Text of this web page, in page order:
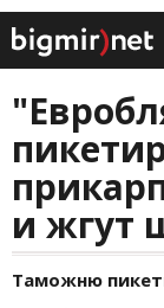
и жгут
Таможню